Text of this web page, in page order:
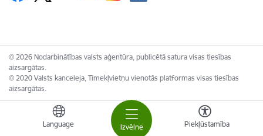
Izvēlne
Language Piekļūstamība
© 2026 Nodarbinātības valsts aģentūra, publicētā satura visas tiesības
aizsargātas.
© 2020 Valsts kanceleja, Tīmekļvietņu vienotās platformas visas tiesības
aizsargātas.